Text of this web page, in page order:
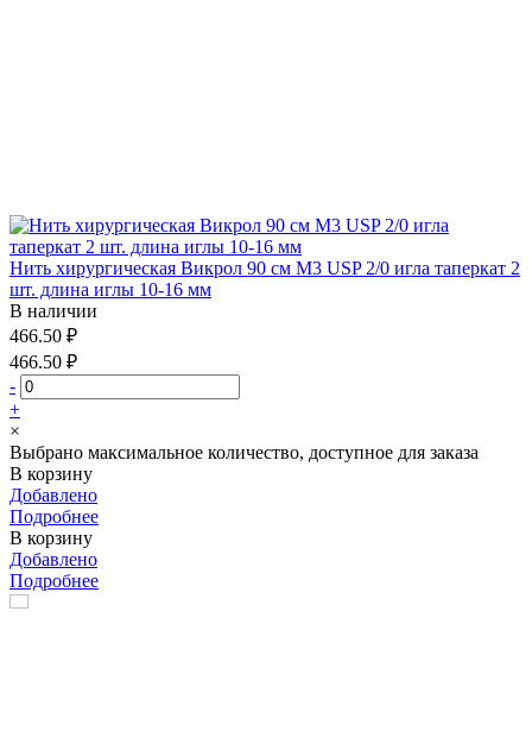
Нить хирургическая Викрол 90 см М3 USP 2/0 игла таперкат 2
шт. длина иглы 10-16 мм
В наличии
466.50 ₽
466.50 ₽
-
+
×
Выбрано максимальное количество, доступное для заказа
В корзину
Добавлено
Подробнее
В корзину
Добавлено
Подробнее